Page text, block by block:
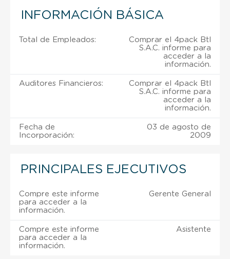
INFORMACIÓN BÁSICA
Total de Empleados:
Comprar el 4pack Btl
S.A.C. informe para
acceder a la
información.
Auditores Financieros:
Comprar el 4pack Btl
S.A.C. informe para
acceder a la
información.
Fecha de
Incorporación:
03 de agosto de
2009
PRINCIPALES EJECUTIVOS
Compre este informe
para acceder a la
información.
Gerente General
Compre este informe
para acceder a la
información.
Asistente